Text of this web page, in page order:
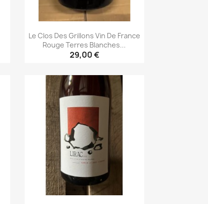
Le Clos Des Grillons Vin De France
Rouge Terres Blanches...
29,00 €
Aperçu rapide